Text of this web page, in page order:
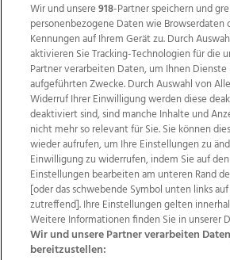
Wir über uns Mediadaten
Datenschutz
Impressum
AGB Website
Ehrenkodex
Wir und unsere918-Partner speichern und
personenbezogene Daten wie Browserdaten
Kennungen auf Ihrem Gerät zu. Durch
aktivieren Sie Tracking-Technologien für die
Partner verarbeiten Daten, um Ihnen
aufgeführten Zwecke. Durch Auswahl von
Widerruf Ihrer Einwilligung werden diese
deaktiviert sind, sind manche Inhalte und
nicht mehr so relevant für Sie. Sie können
wieder aufrufen, um Ihre Einstellungen zu
Einwilligung zu widerrufen, indem Sie auf
Einstellungen bearbeiten am unteren Rand
[oder das schwebende Symbol unten links
zutreffend]. Ihre Einstellungen gelten
Weitere Informationen finden Sie in unserer
Wir und unsere Partner verarbeiten
bereitzustellen: